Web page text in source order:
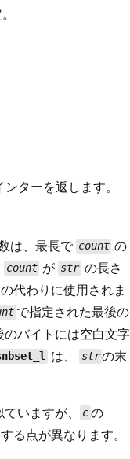
ターを返します。
は、最長で count の
count が strの長さ
代わりに使用されま
で指定された最後の
バイトには空白文字
は、 strの末
ていますが、 cの
る点が異なります。